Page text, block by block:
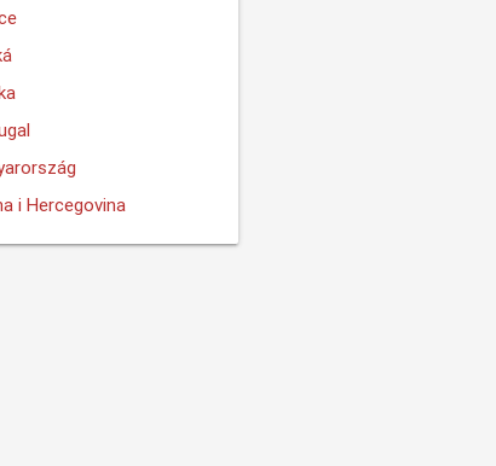
i Hercegovina